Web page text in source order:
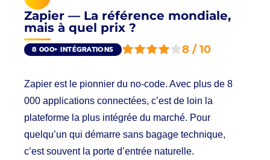
Zapier — La référence mondiale,
mais à quel prix ?
8 000+ INTÉGRATIONS 8 / 10
Zapier est le pionnier du no-code. Avec plus de 8
000 applications connectées, c’est de loin la
plateforme la plus intégrée du marché. Pour
quelqu’un qui démarre sans bagage technique,
c’est souvent la porte d’entrée naturelle.